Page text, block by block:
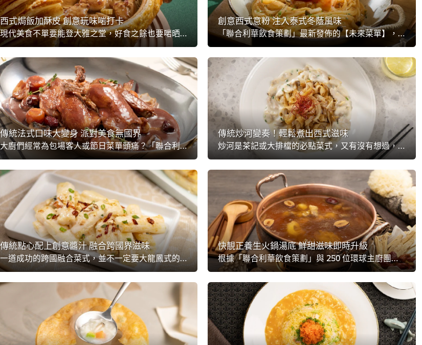
西式焗飯加酥皮 創意玩味啱打卡
現代美食不單要能登大雅之堂，好食之餘也要啱晒打卡上網分享！「聯合利華飲食策劃」亦深明此點，結集全球250位專業主廚整合出【未來菜單】，當中「玩食體驗」是其中重要焦點項目，這次就帶來異國風味濃郁，同時又玩心滿滿的菜式，為餐廳的打卡美食再添新一員。
創意西式意粉 注入泰式冬蔭風味
「聯合利華飲食策劃」最新發佈的【未來菜單】，集合了全球250位專業主廚對全球餐廳的想像與建議，其中的「跨國界美食」是飲食界從不過時的主題。這次不妨試試西式與東南亞合一，炮製酸辣冬蔭龍蝦汁，用於意粉、燴飯、濃湯等都非常適合。
傳統法式口味大變身 派對美食無國界
大廚們經常為包場客人或節日菜單頭痛？「聯合利華飲食策劃」全球250位專業主廚所整合的最新【未來菜單】中，就提議大廚們由最傳統的菜式入手，加入完全意想不到的食材，帶領客人味蕾一次過踏上尋根之旅再跨越國界，自然回味無窮啦！
傳統炒河變奏！輕鬆煮出西式滋味
炒河是茶記或大排檔的必點菜式，又有沒有想過，如果將西式煮闊條麵的概念，融入港式炒河之中，能變奏出怎樣的中西合壁創意滋味？想追得上「聯合利華飲食策劃」結合全球250位專業主廚所整合出的【未來菜單】，創作如此吸引的跨國界美食，來馬上學懂吧！
傳統點心配上創意醬汁 融合跨國界滋味
一道成功的跨國融合菜式，並不一定要大龍鳳式的花臣，有時只需加點創意在最傳統的美食上，一樣可以併發出不一樣的好滋味。結合全球250位專業主廚知識與廚藝的「聯合利華飲食策劃」，整合出最新的【未來菜單】，跨國界美食又再一次成為未來大趨勢。點心師傅們，今次到你們...
快靚正養生火鍋湯底 鮮甜滋味即時升級
根據「聯合利華飲食策劃」與 250 位環球主廚團隊整合出最新的美食趨勢中，【未來菜單】依然鍾情於尋根風味。就港式美食而言，火鍋有著難以取代的強大地位及代表性，香港人對火鍋湯底的要求更是越來越高！來學懂一招升級火鍋湯底，讓食客圍爐食出養生好滋味。